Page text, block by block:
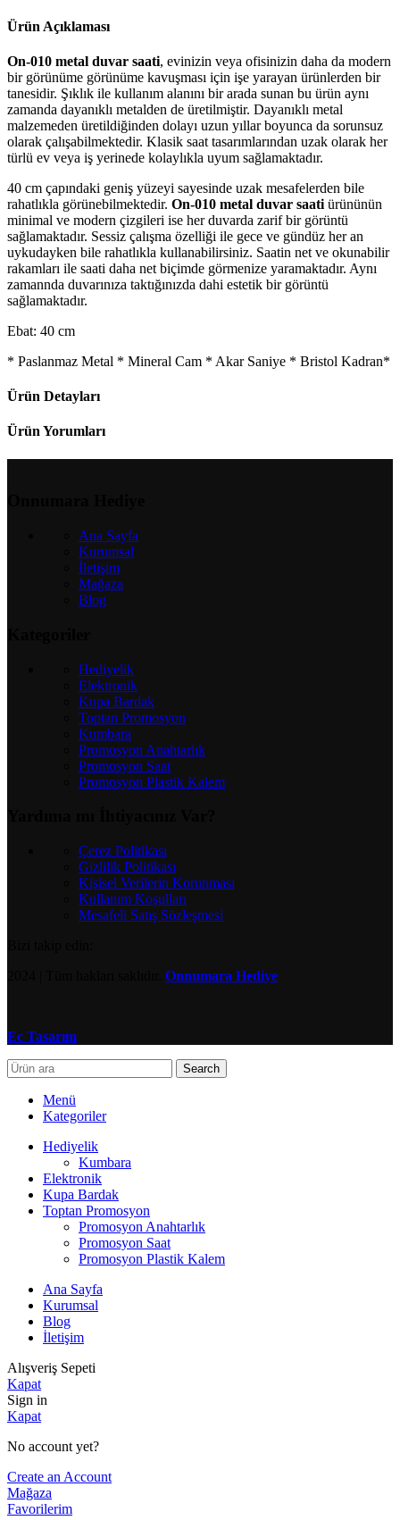
Ürün Açıklaması
On-010 metal duvar saati, evinizin veya ofisinizin daha da modern
bir görünüme görünüme kavuşması için işe yarayan ürünlerden bir
tanesidir. Şıklık ile kullanım alanını bir arada sunan bu ürün aynı
zamanda dayanıklı metalden de üretilmiştir. Dayanıklı metal
malzemeden üretildiğinden dolayı uzun yıllar boyunca da sorunsuz
olarak çalışabilmektedir. Klasik saat tasarımlarından uzak olarak her
türlü ev veya iş yerinede kolaylıkla uyum sağlamaktadır.
40 cm çapındaki geniş yüzeyi sayesinde uzak mesafelerden bile
rahatlıkla görünebilmektedir. On-010 metal duvar saati ürününün
minimal ve modern çizgileri ise her duvarda zarif bir görüntü
sağlamaktadır. Sessiz çalışma özelliği ile gece ve gündüz her an
uykudayken bile rahatlıkla kullanabilirsiniz. Saatin net ve okunabilir
rakamları ile saati daha net biçimde görmenize yaramaktadır. Aynı
zamannda duvarınıza taktığınızda dahi estetik bir görüntü
sağlamaktadır.
Ebat: 40 cm
* Paslanmaz Metal * Mineral Cam * Akar Saniye * Bristol Kadran*
Ürün Detayları
Ürün Yorumları
Ana Sayfa
Kurumsal
İletişim
Mağaza
Blog
Hediyelik
Elektronik
Kupa Bardak
Toptan Promosyon
Kumbara
Promosyon Anahtarlık
Promosyon Saat
Promosyon Plastik Kalem
Çerez Politikası
Gizlilik Politikası
Kişisel Verilerin Korunması
Kullanım Koşulları
Mesafeli Satış Sözleşmesi
Onnumara Hediye
Ec Tasarım
Search
Menü
Kategoriler
Hediyelik
Kumbara
Elektronik
Kupa Bardak
Toptan Promosyon
Promosyon Anahtarlık
Promosyon Saat
Promosyon Plastik Kalem
Ana Sayfa
Kurumsal
Blog
İletişim
Alışveriş Sepeti
Kapat
Sign in
Kapat
No account yet?
Create an Account
Mağaza
Favorilerim